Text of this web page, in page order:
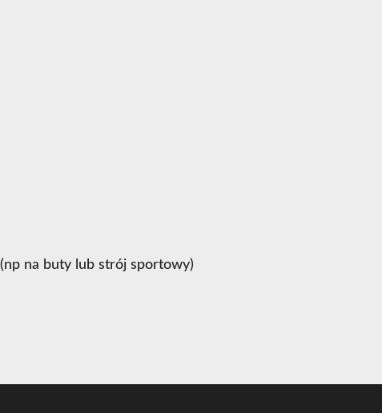
na buty lub strój sportowy)